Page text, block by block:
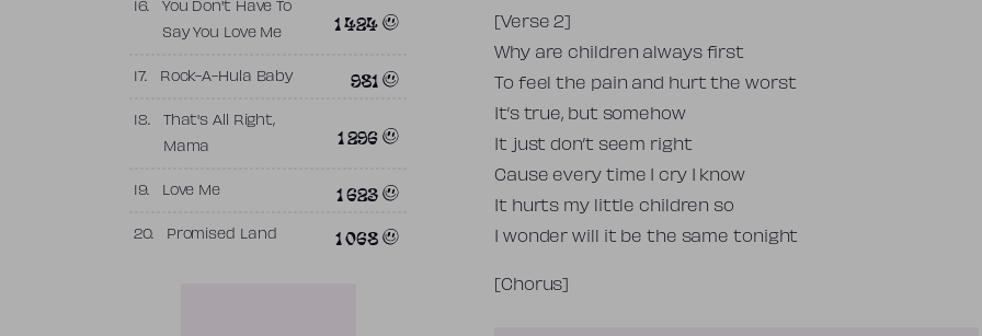
16.
You Don't Have To
Say You Love Me
1 424
17. Rock-A-Hula Baby 981
18.
That's All Right,
Mama
1 296
19. Love Me 1 623
20. Promised Land 1 068
[Verse 2]
Why are children always first
To feel the pain and hurt the worst
It’s true, but somehow
It just don’t seem right
Cause every time I cry I know
It hurts my little children so
I wonder will it be the same tonight
[Chorus]